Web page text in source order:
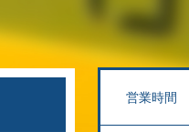
営業時間